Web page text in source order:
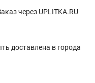
через UPLITKA.RU
доставлена в города